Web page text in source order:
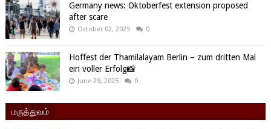
Germany news: Oktoberfest extension proposed
after scare
October 02, 2025 0
Hoffest der Thamilalayam Berlin – zum dritten Mal
ein voller Erfolg📸
June 29, 2025 0
மருத்துவம்